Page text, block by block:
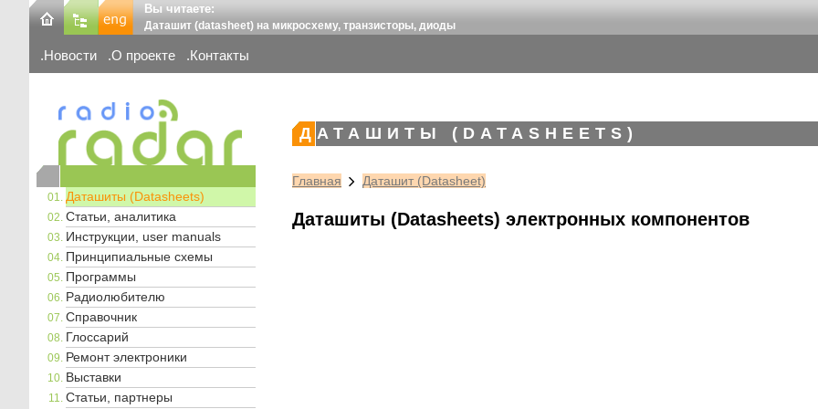
Вы читаете:
Даташит (datasheet) на микросхему, транзисторы, диоды
Новости О проекте Контакты
Даташиты (Datasheets)
Статьи, аналитика
Инструкции, user manuals
Принципиальные схемы
Программы
Радиолюбителю
Справочник
Глоссарий
Ремонт электроники
Выставки
Статьи, партнеры
ДАТАШИТЫ (DATASHEETS)
Главная Даташит (Datasheet)
Даташиты (Datasheets) электронных компонентов